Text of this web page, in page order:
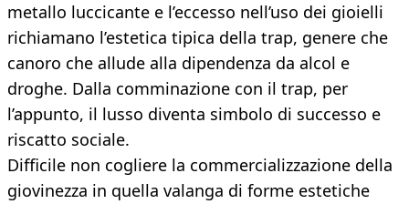
metallo luccicante e l’eccesso nell’uso dei gioielli
richiamano l’estetica tipica della trap, genere che
canoro che allude alla dipendenza da alcol e
droghe. Dalla comminazione con il trap, per
l’appunto, il lusso diventa simbolo di successo e
riscatto sociale.
Difficile non cogliere la commercializzazione della
giovinezza in quella valanga di forme estetiche